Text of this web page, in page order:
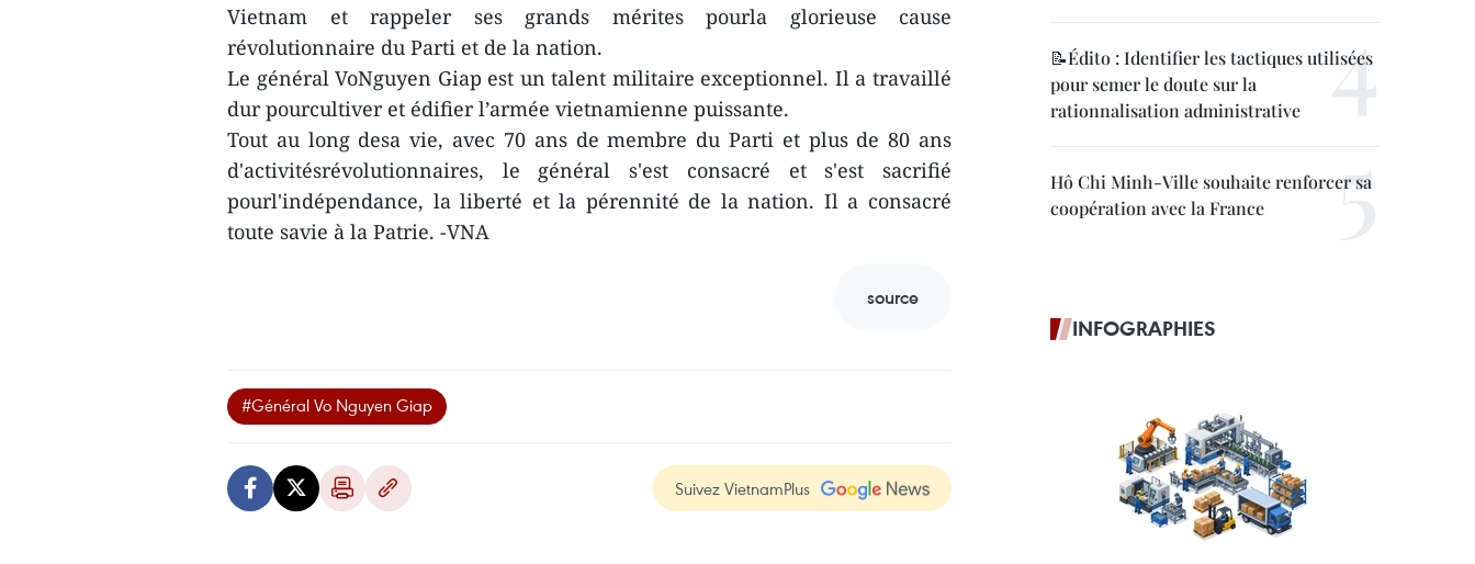
Vietnam et rappeler ses grands mérites pourla glorieuse cause
révolutionnaire du Parti et de la nation.
Le général VoNguyen Giap est un talent militaire exceptionnel. Il a travaillé
dur pourcultiver et édifier l’armée vietnamienne puissante.
Tout au long desa vie, avec 70 ans de membre du Parti et plus de 80 ans
d'activitésrévolutionnaires, le général s'est consacré et s'est sacrifié
pourl'indépendance, la liberté et la pérennité de la nation. Il a consacré
toute savie à la Patrie. -VNA
source
#Général Vo Nguyen Giap
Suivez VietnamPlus
📝Édito : Identifier les tactiques utilisées
pour semer le doute sur la
rationnalisation administrative
Hô Chi Minh-Ville souhaite renforcer sa
coopération avec la France
INFOGRAPHIES